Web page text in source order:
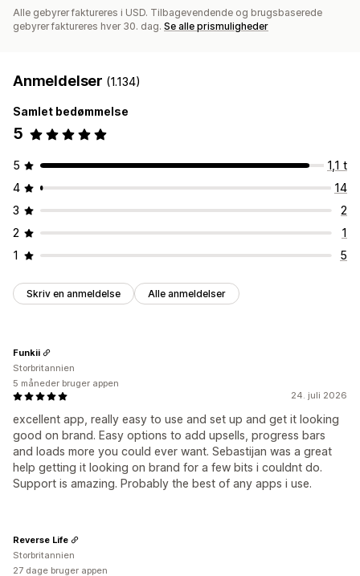
Alle gebyrer faktureres i USD. Tilbagevendende og brugsbaserede
gebyrer faktureres hver 30. dag. Se alle prismuligheder
Anmeldelser (1.134)
Samlet bedømmelse
5
5
1,1 t
4
14
3
2
2
1
1
5
Skriv en anmeldelse Alle anmeldelser
24. juli 2026
excellent app, really easy to use and set up and get it looking
good on brand. Easy options to add upsells, progress bars
and loads more you could ever want. Sebastijan was a great
help getting it looking on brand for a few bits i couldnt do.
Support is amazing. Probably the best of any apps i use.
Funkii
Storbritannien
5 måneder bruger appen
Reverse Life
Storbritannien
27 dage bruger appen